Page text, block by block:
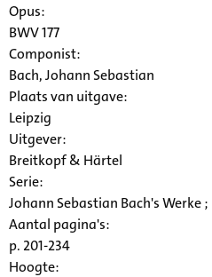
Opus:
BWV 177
Componist:
Bach, Johann Sebastian
Plaats van uitgave:
Leipzig
Uitgever:
Breitkopf & Härtel
Serie:
Johann Sebastian Bach's Werke
Aantal pagina's:
p. 201-234
Hoogte: